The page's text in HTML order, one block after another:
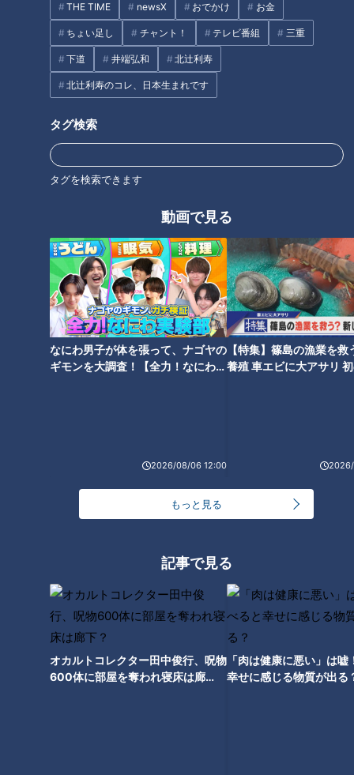
THE TIME newsX おでかけ お金
ちょい足し チャント！ テレビ番組 三重
下道 井端弘和 北辻利寿
北辻利寿のコレ、日本生まれです
タグ検索
タグを検索できます
動画で見る
なにわ男子が体を張って、ナゴヤの
ギモンを大調査！【全力！なにわ実
2026/08/06 12:00
【特集】篠島の漁業を救
養殖 車エビに大アサリ
もっと見る
記事で見る
オカルトコレクター田中俊行、呪物
600体に部屋を奪われ寝床は廊
「肉は健康に悪い」は嘘
幸せに感じる物質が出る
「僕はナゴヤ球場の近くに住んでいます」
そして、
「去年も中日球場へ10回応援に行きました。今年も行きま
「マイチニネ（毎日ね）」
と日本語で答えてニッコリ微笑んでくれた。
ムラン」と歌われている竜の4番バッターが自分と気さくに話
をしてくれている。本当に性格のいい愛すべき助っ人だった。
友人の分含めてバインダーノートのページにサインしてもら
「ホームラン王を期待しています！」
と、いかにも日本語を英語に直しやすいシンプルな励ましの言
葉と共に握手して、興奮の出会いを締めくくった。大きな手の
ひらだった。
そんなマーチン選手だったが、1977年（昭和52年）、来日4
言われたのが、もうひとりドラゴンズに新たにやって来た、バ
記念すべき球団創設1勝目をあげたハーバード・ノース投手、
こうした選手以来、もちろんマーチン選手を含めて、過去にド
ラゴンズに加わった外国人選手の中では、実績は文句なし。
しかし、そのキャラクターも強烈で、ユニークな言動など数々
のエピソードが残っている。一方で、実力はすごかった。開幕
戦は4月2日。中日の相手は巨人であり、王選手の満塁ホーム